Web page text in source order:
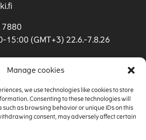
Manage cookies
we use technologies like cookies to store
Consenting to these technologies will
as browsing behavior or unique IDs on this
consent, may adversely affect certain
7880
15:00 (GMT+3) 22.6.-7.8.26
0955